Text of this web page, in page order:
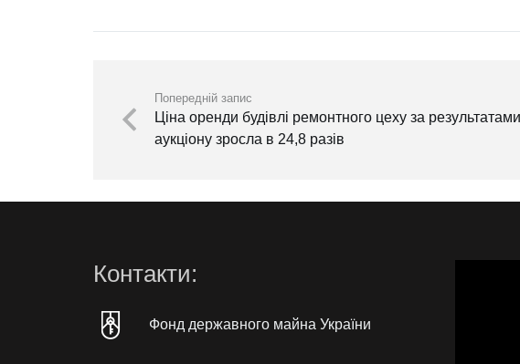
Попередній запис
Ціна оренди будівлі ремонтного цеху за
аукціону зросла в 24,8 разів
Контакти:
Фонд державного майна України